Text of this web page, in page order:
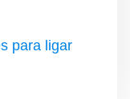
para ligar